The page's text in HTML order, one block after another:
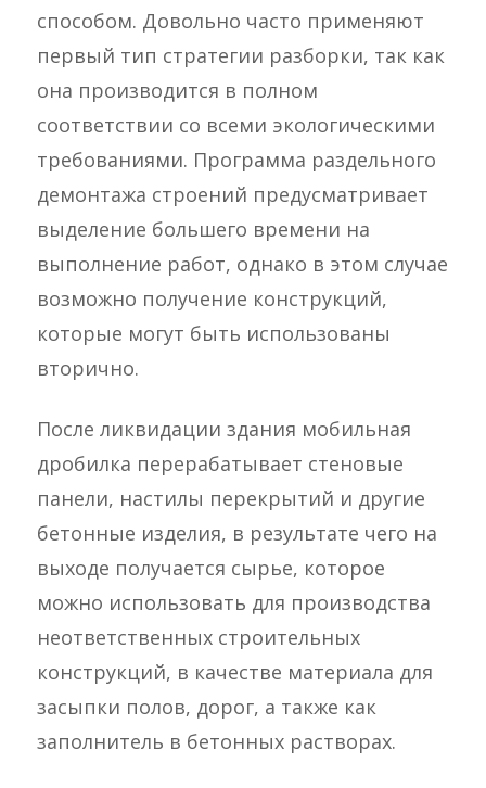
способом. Довольно часто применяют
первый тип стратегии разборки, так как
она производится в полном
соответствии со всеми экологическими
требованиями. Программа раздельного
демонтажа строений предусматривает
выделение большего времени на
выполнение работ, однако в этом случае
возможно получение конструкций,
которые могут быть использованы
вторично.
После ликвидации здания мобильная
дробилка перерабатывает стеновые
панели, настилы перекрытий и другие
бетонные изделия, в результате чего на
выходе получается сырье, которое
можно использовать для производства
неответственных строительных
конструкций, в качестве материала для
засыпки полов, дорог, а также как
заполнитель в бетонных растворах.